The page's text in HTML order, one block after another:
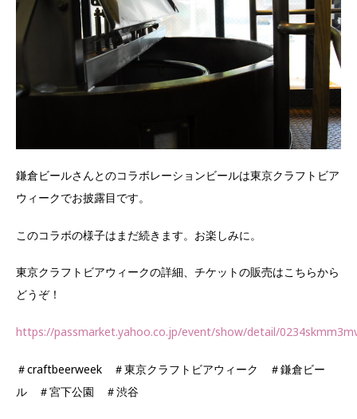
鎌倉ビールさんとのコラボレーションビールは東京クラフトビア
ウィークでお披露目です。
このコラボの様子はまだ続きます。お楽しみに。
東京クラフトビアウィークの詳細、チケットの販売はこちらから
どうぞ！
https://passmarket.yahoo.co.jp/event/show/detail/
＃craftbeerweek ＃東京クラフトビアウィーク ＃鎌倉ビー
ル ＃宮下公園 ＃渋谷